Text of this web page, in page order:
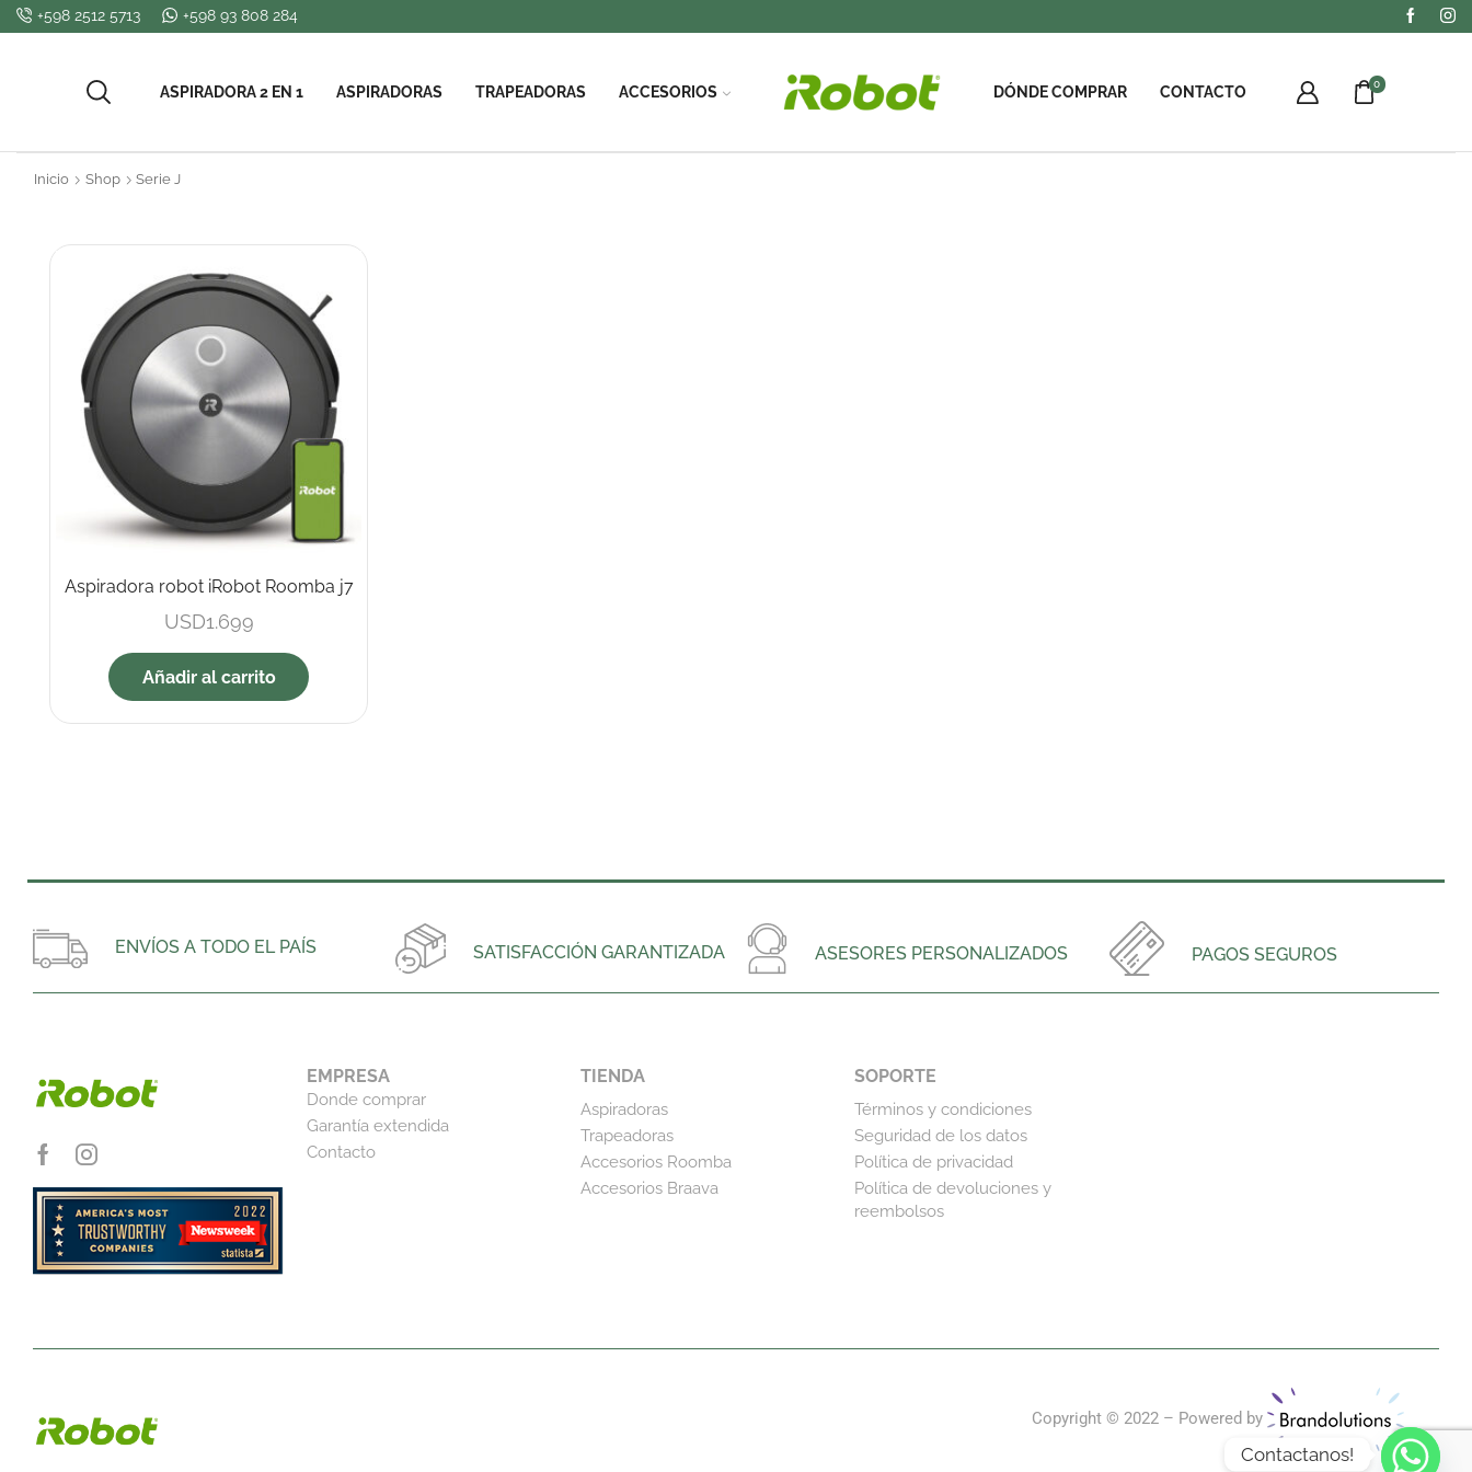
+598 2512 5713 +598 93 808 284
ASPIRADORA 2 EN 1 ASPIRADORAS TRAPEADORAS ACCESORIOS DÓNDE COMPRAR CONTACTO 0
Inicio Shop Serie J
Aspiradora robot iRobot Roomba j7
USD1.699
Añadir al carrito
ENVÍOS A TODO EL PAÍS SATISFACCIÓN GARANTIZADA ASESORES PERSONALIZADOS PAGOS SEGUROS
EMPRESA
Donde comprar
Garantía extendida
Contacto
TIENDA
Aspiradoras
Trapeadoras
Accesorios Roomba
Accesorios Braava
SOPORTE
Términos y condiciones
Seguridad de los datos
Política de privacidad
Política de devoluciones y
reembolsos
Copyright © 2022 – Powered by
Contactanos!